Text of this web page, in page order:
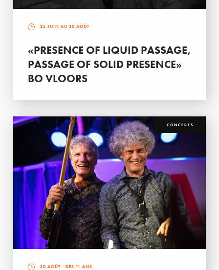
25 JUIN AU 30 AOÛT
«PRESENCE OF LIQUID PASSAGE,
PASSAGE OF SOLID PRESENCE»
BO VLOORS
CONCERTS
30 AOÛT - DÈS 11 ANS